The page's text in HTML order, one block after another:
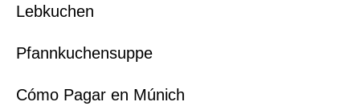
Lebkuchen
Pfannkuchensuppe
Cómo Pagar en Múnich